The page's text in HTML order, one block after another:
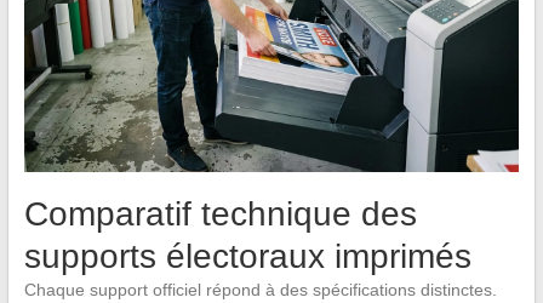
Comparatif technique des
supports électoraux imprimés
Chaque support officiel répond à des spécifications distinctes.